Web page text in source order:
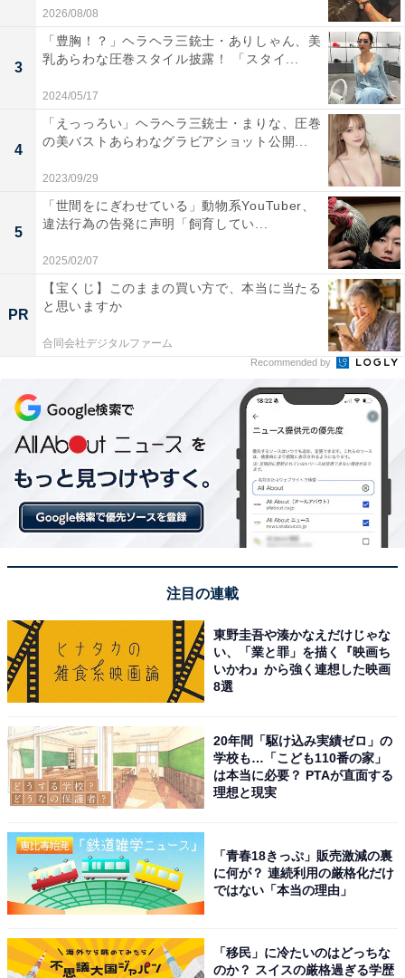
2026/08/08
3
「豊胸！？」ヘラヘラ三銃士・ありしゃん、美
乳あらわな圧巻スタイル披露！ 「スタイ...
2024/05/17
4
「えっっろい」ヘラヘラ三銃士・まりな、圧巻
の美バストあらわなグラビアショット公開...
2023/09/29
5
「世間をにぎわせている」動物系YouTuber、
違法行為の告発に声明「飼育してい...
2025/02/07
PR
【宝くじ】このままの買い方で、本当に当たる
と思いますか
合同会社デジタルファーム
Recommended by
注目の連載
東野圭吾や湊かなえだけじゃな
い、「業と罪」を描く『映画ち
いかわ』から強く連想した映画
8選
20年間「駆け込み実績ゼロ」の
学校も…「こども110番の家」
は本当に必要？ PTAが直面する
理想と現実
「青春18きっぷ」販売激減の裏
に何が？ 連続利用の厳格化だけ
ではない「本当の理由」
「移民」に冷たいのはどっちな
のか？ スイスの厳格過ぎる学歴